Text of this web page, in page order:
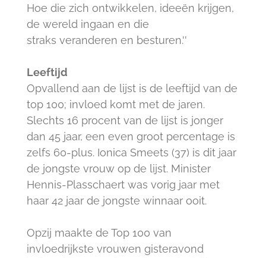
Hoe die zich ontwikkelen, ideeën krijgen,
de wereld ingaan en die
straks veranderen en besturen.''
Leeftijd
Opvallend aan de lijst is de leeftijd van de
top 100; invloed komt met de jaren.
Slechts 16 procent van de lijst is jonger
dan 45 jaar, een even groot percentage is
zelfs 60-plus. Ionica Smeets (37) is dit jaar
de jongste vrouw op de lijst. Minister
Hennis-Plasschaert was vorig jaar met
haar 42 jaar de jongste winnaar ooit.
Opzij maakte de Top 100 van
invloedrijkste vrouwen gisteravond